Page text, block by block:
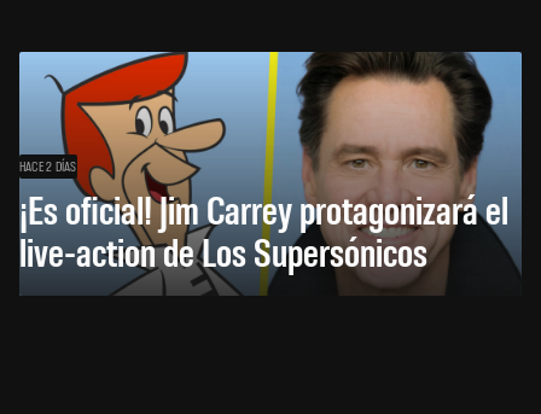
HACE 2 DÍAS
¡Es oficial! Jim Carrey protagonizará el
live-action de Los Supersónicos